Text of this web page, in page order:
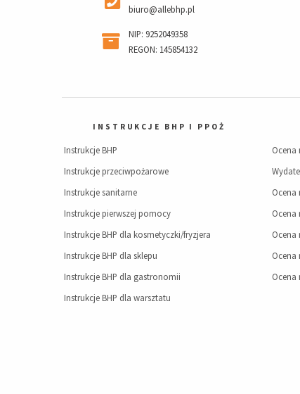
biuro@allebhp.pl
NIP: 9252049358
REGON: 145854132
INSTRUKCJE BHP I PPOŻ
Instrukcje BHP
Instrukcje przeciwpożarowe
Instrukcje sanitarne
Instrukcje pierwszej pomocy
Instrukcje BHP dla kosmetyczki/fryzjera
Instrukcje BHP dla sklepu
Instrukcje BHP dla gastronomii
Instrukcje BHP dla warsztatu
Ocena
Ocena
Ocena
Ocena
Ocena